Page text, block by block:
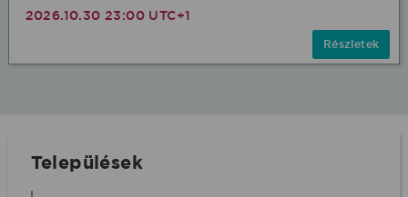
2026.10.30 23:00 UTC+1
Részletek
Települések